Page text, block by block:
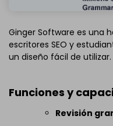
Ginger Software es una
escritores SEO y
un diseño fácil de utilizar.
Funciones y
Revisión